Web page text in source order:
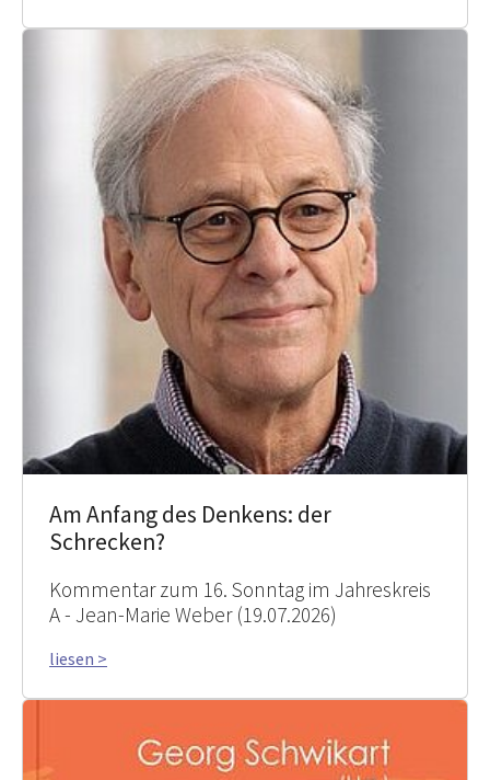
Am Anfang des Denkens: der
Schrecken?
Kommentar zum 16. Sonntag im Jahreskreis
A - Jean-Marie Weber (19.07.2026)
liesen >